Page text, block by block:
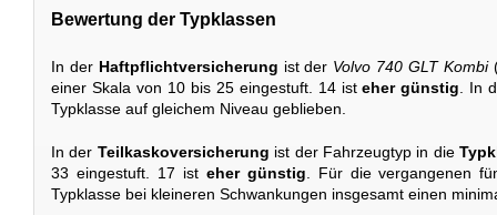
Bewertung der Typklassen
In der Haftpflichtversicherung ist der Volvo 740 GLT Kombi
einer Skala von 10 bis 25 eingestuft. 14 isteher günstig . In
Typklasse auf gleichem Niveau geblieben.
In der Teilkaskoversicherung ist der Fahrzeugtyp in die
33 eingestuft. 17 ist eher günstig . Für die vergangenen
Typklasse bei kleineren Schwankungen insgesamt einen